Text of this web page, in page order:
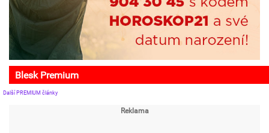
Blesk Premium
Další PREMIUM články